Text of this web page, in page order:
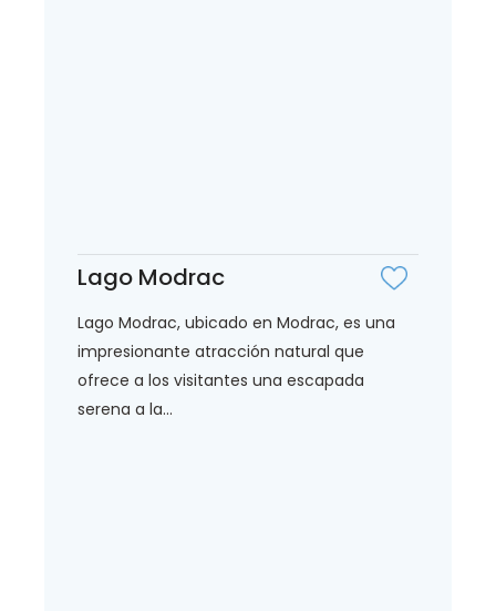
Lago Modrac
Lago Modrac, ubicado en Modrac, es una
impresionante atracción natural que
ofrece a los visitantes una escapada
serena a la...